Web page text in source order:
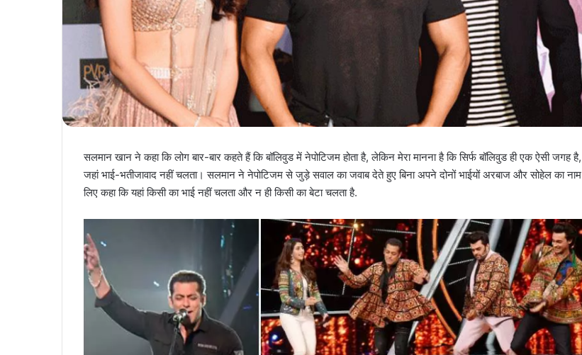
सलमान खान ने कहा कि लोग बार-बार कहते हैं कि बॉलिवुड में नेपोटिजम होता है, लेकिन मेरा मानना है कि सिर्फ बॉलिवुड ही एक ऐसी जगह है,
जहां भाई-भतीजावाद नहीं चलता। सलमान ने नेपोटिजम से जुड़े सवाल का जवाब देते हुए बिना अपने दोनों भाईयों अरबाज और सोहेल का नाम
लिए कहा कि यहां किसी का भाई नहीं चलता और न ही किसी का बेटा चलता है.